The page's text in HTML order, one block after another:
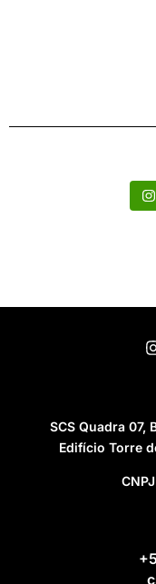
SCS Quadra 07,
Edifício Torre